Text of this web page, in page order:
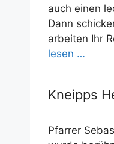
auch einen
Dann
arbei­ten Ihr
le­sen …
Kneipps
Pfarrer